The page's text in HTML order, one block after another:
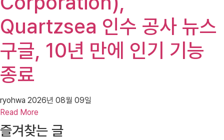
Quartzsea 인수 공사 뉴스
구글, 10년 만에 인기 기능
종료
ryohwa 2026년 08월 09일
Read More
즐겨찾는 글